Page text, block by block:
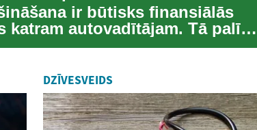
ir būtisks finansiālās
autovadītājam. Tā palīdz
DZĪVESVEIDS